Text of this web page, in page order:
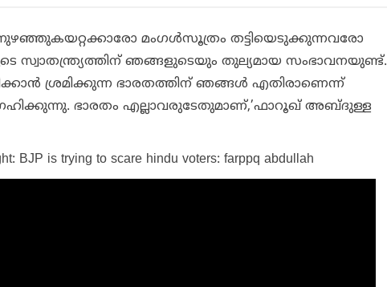
മംഗള്‍സൂത്രം തട്ടിയെടുക്കുന്നവരോ
സ്വാതന്ത്ര്യത്തിന് ഞങ്ങളുടെയും തുല്യമായ സംഭാവനയുണ്ട്.
ശ്രമിക്കുന്ന ഭാരതത്തിന് ഞങ്ങള്‍ എതിരാണെന്ന്
ഭാരതം എല്ലാവരുടേതുമാണ്,’ഫാറൂഖ് അബ്ദുള്ള
BJP is trying to scare hindu voters: farppq abdullah